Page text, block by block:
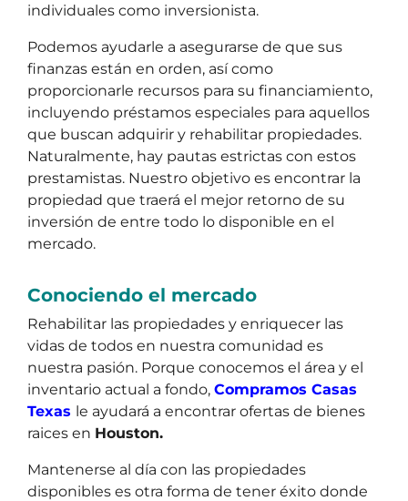
individuales como inversionista.
Podemos ayudarle a asegurarse de que sus
finanzas están en orden, así como
proporcionarle recursos para su financiamiento,
incluyendo préstamos especiales para aquellos
que buscan adquirir y rehabilitar propiedades.
Naturalmente, hay pautas estrictas con estos
prestamistas. Nuestro objetivo es encontrar la
propiedad que traerá el mejor retorno de su
inversión de entre todo lo disponible en el
mercado.
Conociendo el mercado
Rehabilitar las propiedades y enriquecer las
vidas de todos en nuestra comunidad es
nuestra pasión. Porque conocemos el área y el
inventario actual a fondo, Compramos Casas
Texas le ayudará a encontrar ofertas de bienes
raices en Houston.
Mantenerse al día con las propiedades
disponibles es otra forma de tener éxito donde